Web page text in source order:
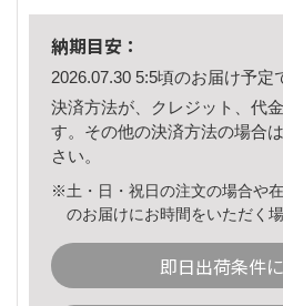
納期目安：
2026.07.30 5:5頃のお届け予定
決済方法が、クレジット、代
す。その他の決済方法の場合は
さい。
※土・日・祝日の注文の場合や
のお届けにお時間をいただく
即日出荷条件